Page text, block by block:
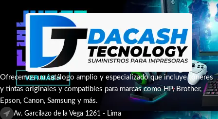
Ofrecemos un catálogo amplio y especializado que incluye tóneres
y tintas originales y compatibles para marcas como HP, Brother,
Epson, Canon, Samsung y más.
Av. Garcilazo de la Vega 1261 - Lima